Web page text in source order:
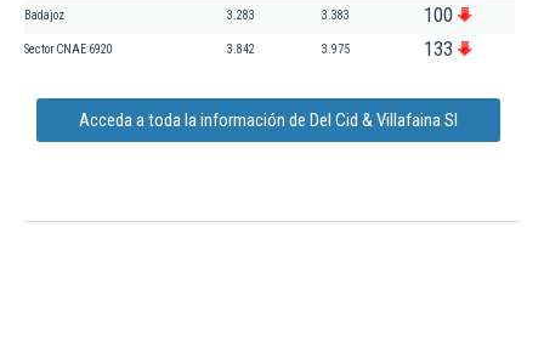
Badajoz 3.283 3.383 100
Sector CNAE 6920 3.842 3.975 133
Acceda a toda la información de Del Cid & Villafaina Sl